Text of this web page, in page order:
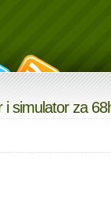
i simulator za